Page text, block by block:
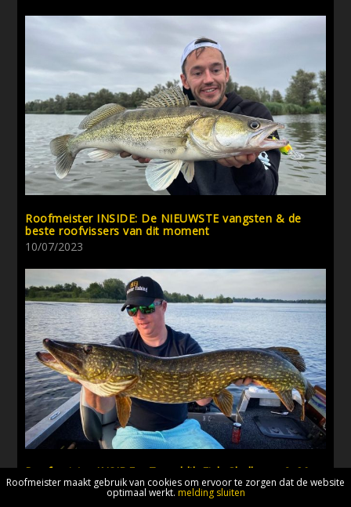
Roofmeister INSIDE: De NIEUWSTE vangsten & de
beste roofvissers van dit moment
10/07/2023
Roofmeister INSIDE – Terugblik Fish Challenge & 20
actuele roofvis vangsten
Roofmeister maakt gebruik van cookies om ervoor te zorgen dat de website
optimaal werkt. melding sluiten